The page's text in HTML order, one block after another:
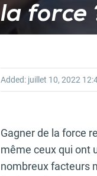
la force
Added: juillet 10, 2022
Gagner de la force
même ceux qui ont
nombreux facteurs